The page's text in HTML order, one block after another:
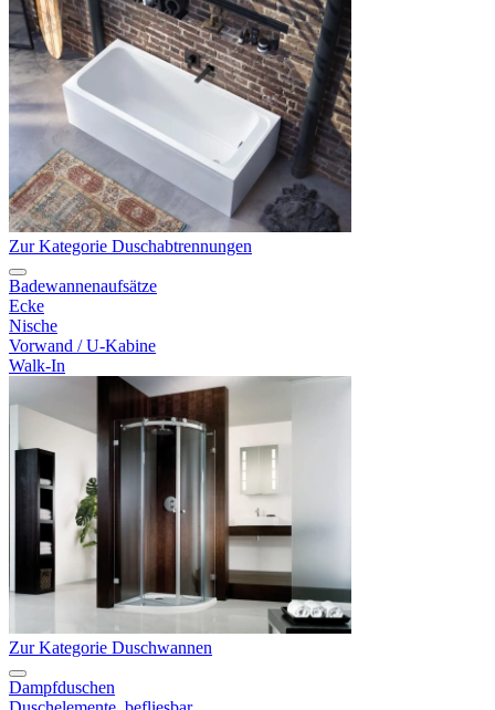
Zur Kategorie Duschabtrennungen
Badewannenaufsätze
Ecke
Nische
Vorwand / U-Kabine
Walk-In
Zur Kategorie Duschwannen
Dampfduschen